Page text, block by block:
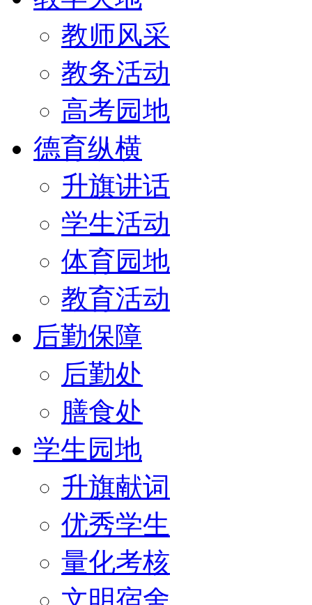
教师风采
教务活动
高考园地
德育纵横
升旗讲话
学生活动
体育园地
教育活动
后勤保障
后勤处
膳食处
学生园地
升旗献词
优秀学生
量化考核